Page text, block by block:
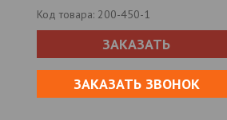
Код товара: 200-450-1
ЗАКАЗАТЬ
ЗАКАЗАТЬ ЗВОНОК